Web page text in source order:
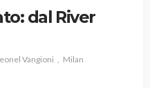
dal River
Vangioni Milan